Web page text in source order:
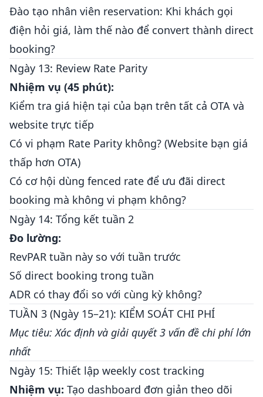
Đào tạo nhân viên reservation: Khi khách gọi
điện hỏi giá, làm thế nào để convert thành direct
booking?
Ngày 13: Review Rate Parity
Nhiệm vụ (45 phút):
Kiểm tra giá hiện tại của bạn trên tất cả OTA và
website trực tiếp
Có vi phạm Rate Parity không? (Website bạn giá
thấp hơn OTA)
Có cơ hội dùng fenced rate để ưu đãi direct
booking mà không vi phạm không?
Ngày 14: Tổng kết tuần 2
Đo lường:
RevPAR tuần này so với tuần trước
Số direct booking trong tuần
ADR có thay đổi so với cùng kỳ không?
TUẦN 3 (Ngày 15–21): KIỂM SOÁT CHI PHÍ
Mục tiêu: Xác định và giải quyết 3 vấn đề chi phí lớn
nhất
Ngày 15: Thiết lập weekly cost tracking
Nhiệm vụ: Tạo dashboard đơn giản theo dõi